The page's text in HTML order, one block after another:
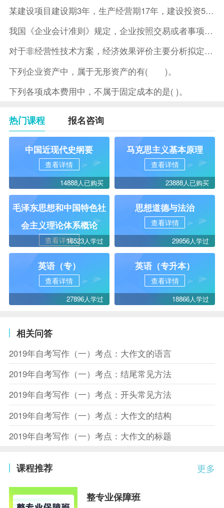
某建设项目建设期3年，生产经营期17年，建设投资5500万元
我国《企业会计准则》规定，企业按照交易或者事项的经济特征确定
对于非经营性技术方案，经济效果评价主要分析拟定方案的( )。
下列企业资产中，属于无形资产的有( )。
下列各项成本费用中，不属于固定成本的是( )。
热门课程 报名咨询
中国近现代史纲要
查看详情
14888人已购买
马克思主义基本原理
查看详情
23888人已购买
毛泽东思想和中国特色社
会主义理论体系概论
查看详情16523人学过
思想道德与法治
查看详情
29956人学过
英语（专）
查看详情
27896人学过
英语（专升本）
查看详情
18866人学过
相关问答
2019年自考写作（一）考点：大作文的语言
2019年自考写作（一）考点：结尾常见方法
2019年自考写作（一）考点：开头常见方法
2019年自考写作（一）考点：大作文的结构
2019年自考写作（一）考点：大作文的标题
更多
课程推荐
整专业保障班